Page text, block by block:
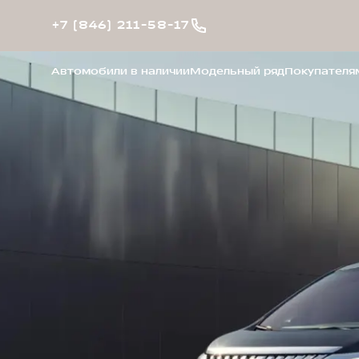
+7 (846) 211-58-17
Автомобили в наличииМодельный ряд